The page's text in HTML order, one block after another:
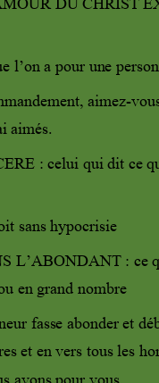
DU CHRIST
l’on a pour une
aimez-
aimés.
: celui qui dit ce
sans hypocrisie
L’ABONDANT : ce
en grand nombre
fasse abonder et
et en vers tous les